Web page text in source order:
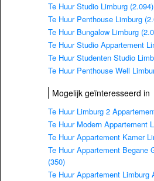
Te Huur Studio Limburg (2.094)
Te Huur Penthouse Limburg
Te Huur Bungalow Limburg
Te Huur Studio Appartement
Te Huur Studenten Studio
Te Huur Penthouse Well
Mogelijk geïnteresseerd in
Te Huur Limburg 2
Te Huur Modern Appartement
Te Huur Appartement Kamer
Te Huur Appartement Begane
(350)
Te Huur Appartement Limburg